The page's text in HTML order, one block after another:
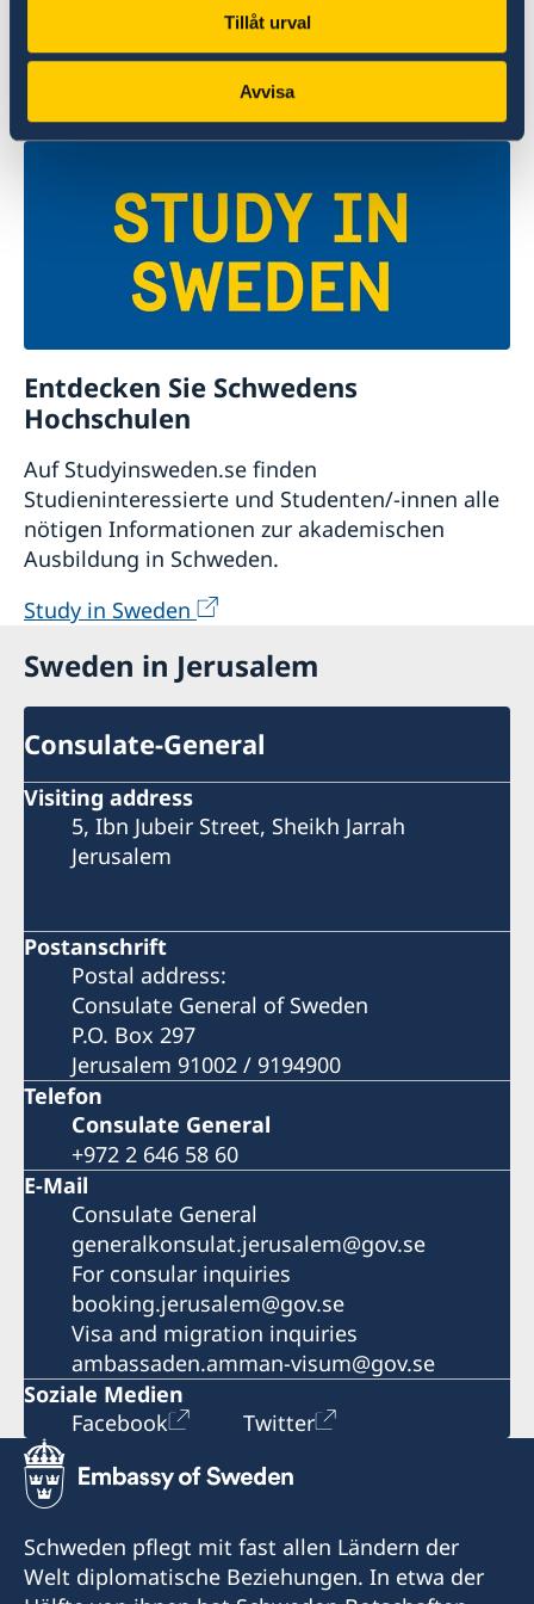
Tillåt urval
Avvisa
Schwedens offizielle Website für Tourismus und
Reiseinformationen.
Visit Sweden
Entdecken Sie Schwedens
Hochschulen
Auf Studyinsweden.se finden
Studieninteressierte und Studenten/-innen alle
nötigen Informationen zur akademischen
Ausbildung in Schweden.
Study in Sweden
Sweden in Jerusalem
Consulate-General
Visiting address
5, Ibn Jubeir Street, Sheikh Jarrah
Jerusalem
Postanschrift
Postal address:
Consulate General of Sweden
P.O. Box 297
Jerusalem 91002 / 9194900
Telefon
Consulate General
+972 2 646 58 60
E-Mail
Consulate General
generalkonsulat.jerusalem@gov.se
For consular inquiries
booking.jerusalem@gov.se
Visa and migration inquiries
ambassaden.amman-visum@gov.se
Soziale Medien
Facebook
Twitter
Schweden pflegt mit fast allen Ländern der
Welt diplomatische Beziehungen. In etwa der